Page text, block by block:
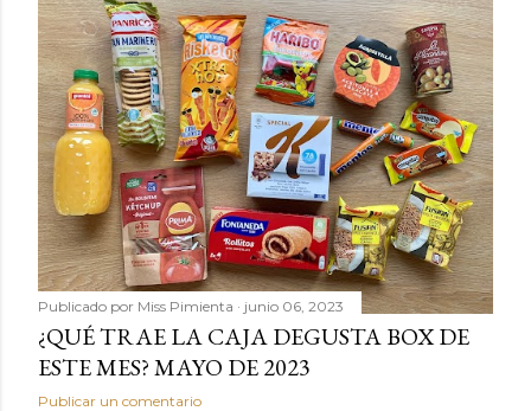
Publicado por Miss Pimienta junio 06, 2023
¿QUÉ TRAE LA CAJA DEGUSTA BOX DE
ESTE MES? MAYO DE 2023
Publicar un comentario